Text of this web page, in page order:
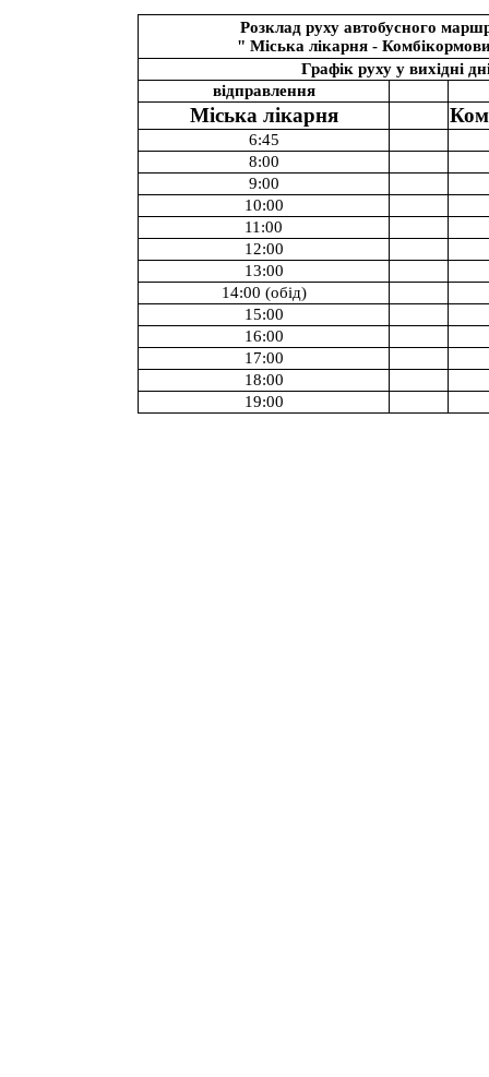
Розклад руху автобусного
" Міська лікарня -
Графік руху у вихідні
відправлення
Міська лікарня
6:45
8:00
9:00
10:00
11:00
12:00
13:00
14:00 (обід)
15:00
16:00
17:00
18:00
19:00